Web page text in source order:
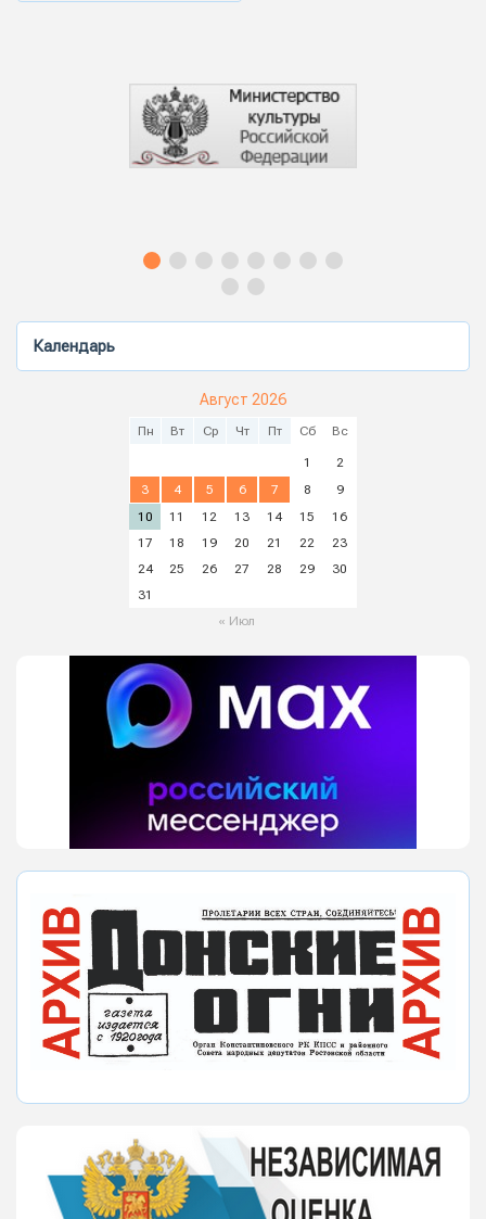
Календарь
Август 2026
Пн Вт Ср Чт Пт Сб Вс
1
2
3
4 5 6 7 8
9
10
11 12 13 14 15
16
17
18 19 20 21 22
23
24
25 26 27 28 29
30
31
« Июл